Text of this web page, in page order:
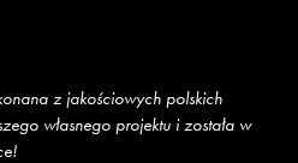
z jakościowych polskich
własnego projektu i została w